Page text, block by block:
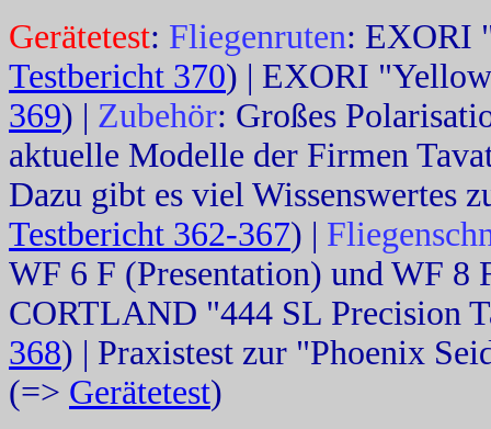
Gerätetest: Fliegenruten: EXORI
Testbericht 370) | EXORI
369) | Zubehör: Großes
aktuelle Modelle der Firmen
Dazu gibt es viel Wissenswertes
Testbericht 362-367) |
WF 6 F (Presentation) und WF 8
CORTLAND "444 SL Precision
368) | Praxistest zur "Phoenix
(=> Gerätetest)